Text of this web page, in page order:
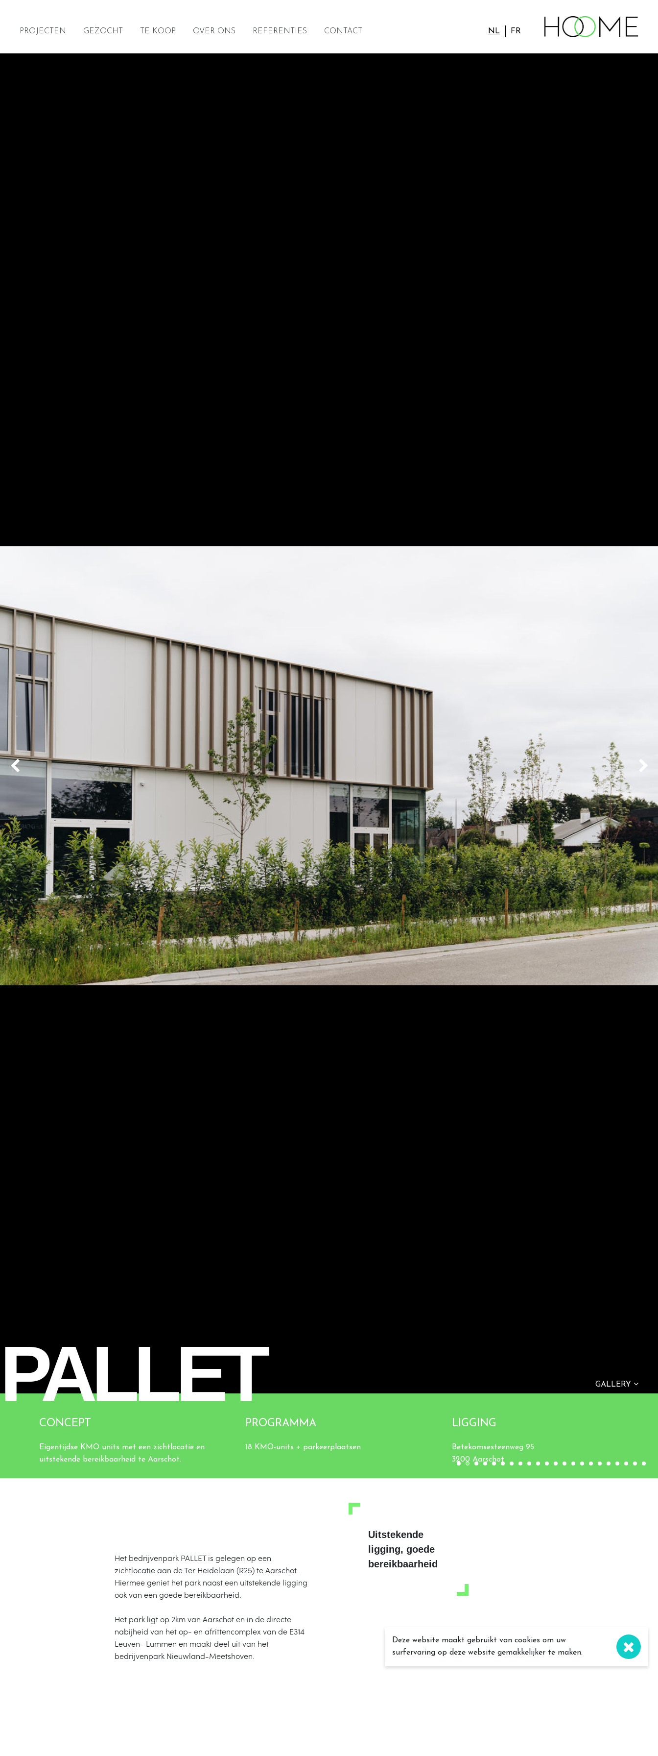
PROJECTEN GEZOCHT TE KOOP OVER ONS REFERENTIES CONTACT NL FR
PALLET GALLERY
CONCEPT
Eigentijdse KMO units met een zichtlocatie en
uitstekende bereikbaarheid te Aarschot.
PROGRAMMA
18 KMO-units + parkeerplaatsen
LIGGING
Betekomsesteenweg 95
3200 Aarschot
Het bedrijvenpark PALLET is gelegen op een
zichtlocatie aan de Ter Heidelaan (R25) te Aarschot.
Hiermee geniet het park naast een uitstekende ligging
ook van een goede bereikbaarheid.
Het park ligt op 2km van Aarschot en in de directe
nabijheid van het op- en afrittencomplex van de E314
Leuven- Lummen en maakt deel uit van het
bedrijvenpark Nieuwland-Meetshoven.
Uitstekende
ligging, goede
bereikbaarheid
Deze website maakt gebruikt van cookies om uw
surfervaring op deze website gemakkelijker te maken.